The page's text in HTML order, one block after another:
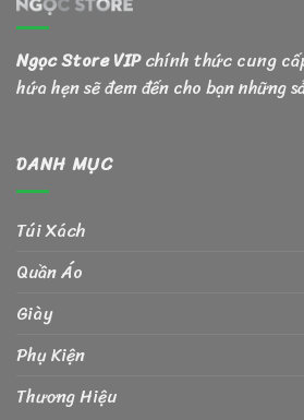
Ngọc Store VIPchính thức cung
hứa hẹn sẽ đem đến cho bạn những
DANH MỤC
Túi Xách
Quần Áo
Giày
Phụ Kiện
Thương Hiệu